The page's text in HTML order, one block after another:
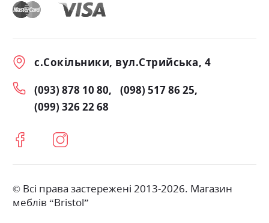
с.Сокільники, вул.Стрийська, 4
(093) 878 10 80
(098) 517 86 25
(099) 326 22 68
© Всі права застережені 2013-2026. Магазин
меблів “Bristol”